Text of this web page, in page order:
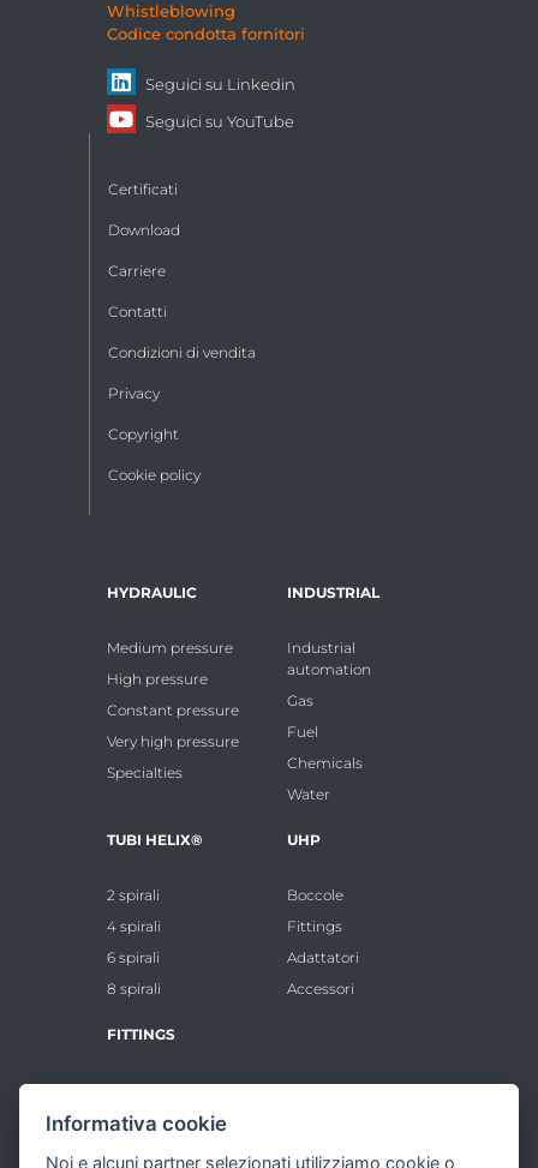
HYDRAULIC
Medium pressure
High pressure
Constant pressure
Very high pressure
Specialties
INDUSTRIAL
Industrial
automation
Gas
Fuel
Chemicals
Water
TUBI HELIX®
2 spirali
4 spirali
6 spirali
8 spirali
UHP
Boccole
Fittings
Adattatori
Accessori
FITTINGS
Boccole Standard
Inserti Standard
Boccole VHP
Whistleblowing
Codice condotta fornitori
Seguici su Linkedin
Seguici su YouTube
Certificati
Download
Carriere
Contatti
Condizioni di vendita
Privacy
Copyright
Cookie policy
Informativa cookie
Noi e alcuni partner selezionati utilizziamo cookie o